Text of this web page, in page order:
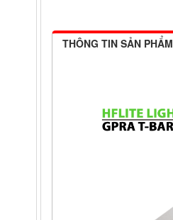
THÔNG TIN SẢN PHẨM